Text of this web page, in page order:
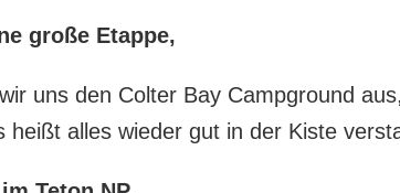
große Etappe,
uns den Colter Bay Campground
alles wieder gut in der Kiste